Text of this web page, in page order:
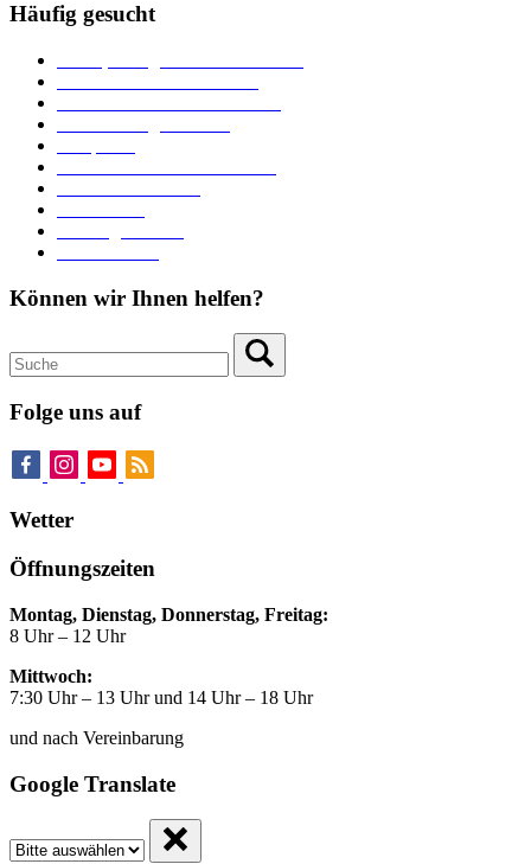
Häufig gesucht
Können wir Ihnen helfen?
Folge uns auf
Wetter
Öffnungszeiten
Montag, Dienstag, Donnerstag, Freitag:
8 Uhr – 12 Uhr
Mittwoch:
7:30 Uhr – 13 Uhr und 14 Uhr – 18 Uhr
und nach Vereinbarung
Google Translate